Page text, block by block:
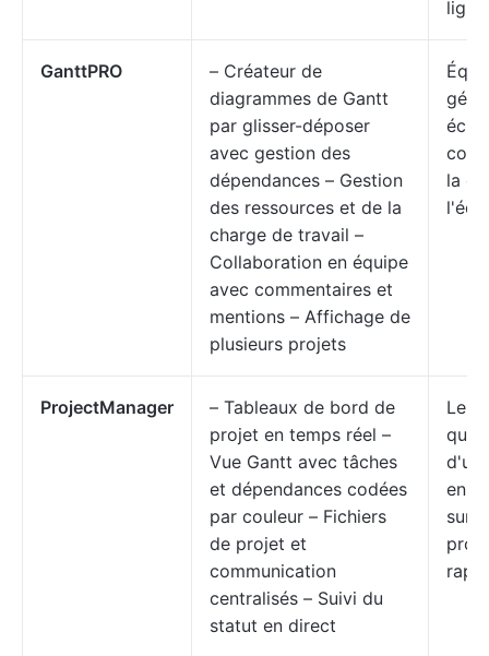
ligne
GanttPRO
– Créateur de
diagrammes de Gantt
par glisser-déposer
avec gestion des
dépendances – Gestion
des ressources et de la
charge de travail –
Collaboration en équipe
avec commentaires et
mentions – Affichage de
plusieurs projets
la
ProjectManager
– Tableaux de bord de
projet en temps réel –
Vue Gantt avec tâches
et dépendances codées
par couleur – Fichiers
de projet et
communication
centralisés – Suivi du
statut en direct
Les
qui
en
sur